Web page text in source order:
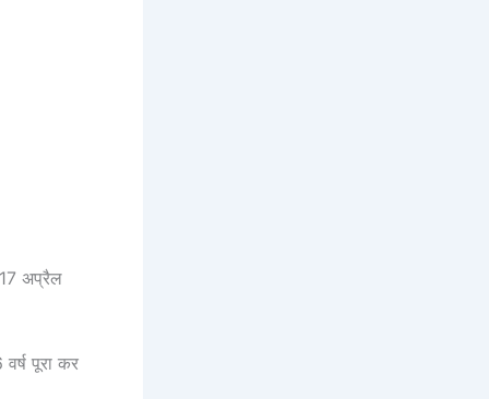
अप्रैल
पूरा कर